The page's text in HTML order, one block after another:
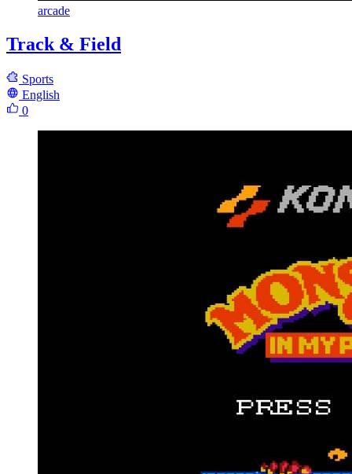
arcade
Track & Field
Sports
English
0